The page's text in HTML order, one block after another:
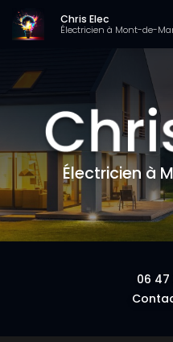
Aller
au
contenu
Chris Elec
Électricien à Mont-de-
Électricien à
06 47